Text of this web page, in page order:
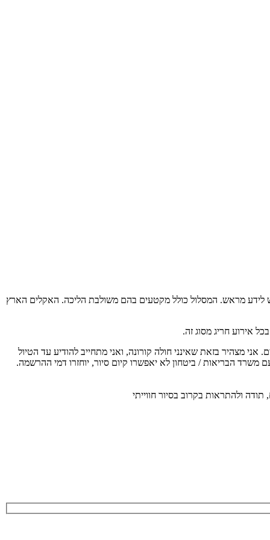
יש לידע מראש. המסלול כולל מקטעים בהם משולבת הליכה. האקלים הארץ
אירוע חריג מסוג זה.
משרד הבריאות על כן כל משתתף מחויב להגיע עם מסכה אישית, לשמור מרחק כנדרש, בקבוצה יהיו לכל היותר 20 משתתפים. אני מצהיר בזאת שאינני חולה קורונה, ואני מתחייב להודיע עד הטיול
משרד הבריאות / ביטחון לא יאפשרו קיום סיור, יוחזרו דמי ההרשמה.
ולהתראות בקרוב בסיור חווייתי